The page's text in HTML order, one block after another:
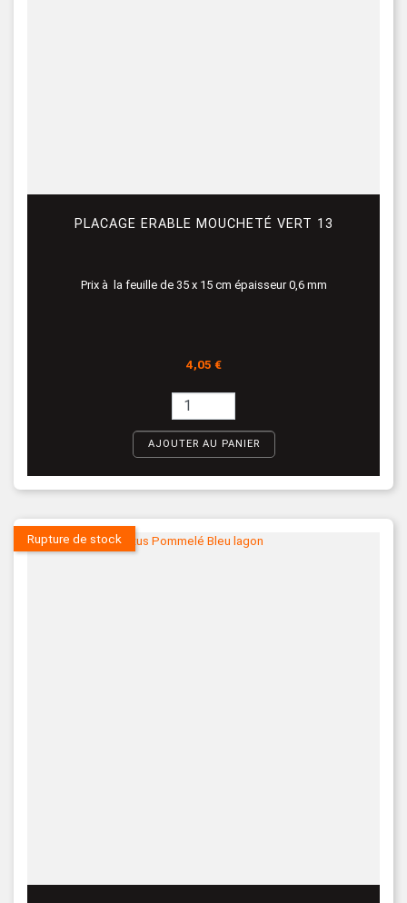
PLACAGE ERABLE MOUCHETÉ VERT 13
Prix à la feuille de 35 x 15 cm épaisseur 0,6 mm
Prix
4,05 €
AJOUTER AU PANIER
Rupture de stock